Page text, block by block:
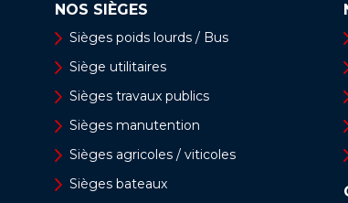
NOS SIÈGES
Sièges poids lourds / Bus
Siège utilitaires
Sièges travaux publics
Sièges manutention
Sièges agricoles / viticoles
Sièges bateaux